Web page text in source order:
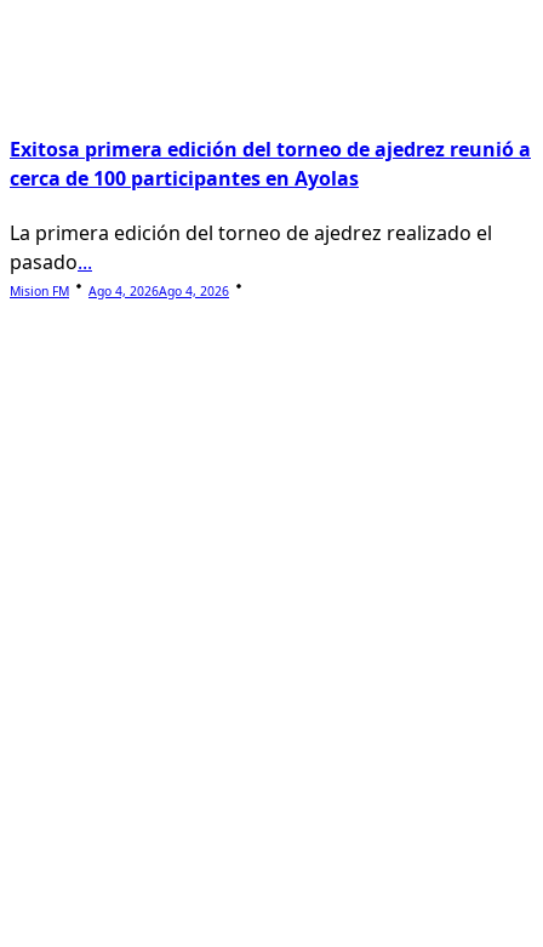
Exitosa primera edición del torneo de ajedrez reunió a
cerca de 100 participantes en Ayolas
La primera edición del torneo de ajedrez realizado el
pasado...
Mision FM Ago 4, 2026Ago 4, 2026